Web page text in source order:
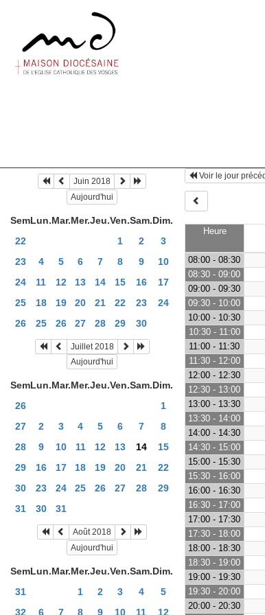
Juin 2018
Aujourd'hui
SemLun.Mar.Mer.Jeu.Ven.Sam.Dim.
22
1 2
3
23
4 5 6 7 8 9
10
24
11 12 13 14 15 16
17
25
18 19 20 21 22 23
24
26
25 26 27 28 29 30
Juillet 2018
Aujourd'hui
SemLun.Mar.Mer.Jeu.Ven.Sam.Dim.
26
1
27
2 3 4 5 6 7
8
28
9 10 11 12 13 14
15
29
16 17 18 19 20 21
22
30
23 24 25 26 27 28
29
31
30 31
Août 2018
Aujourd'hui
SemLun.Mar.Mer.Jeu.Ven.Sam.Dim.
31
1 2 3 4
5
32
6 7 8 9 10 11 12
Heure
Voir le jour
08:00 - 08:30
08:30 - 09:00
09:00 - 09:30
09:30 - 10:00
10:00 - 10:30
10:30 - 11:00
11:00 - 11:30
11:30 - 12:00
12:00 - 12:30
12:30 - 13:00
13:00 - 13:30
13:30 - 14:00
14:00 - 14:30
14:30 - 15:00
15:00 - 15:30
15:30 - 16:00
16:00 - 16:30
16:30 - 17:00
17:00 - 17:30
17:30 - 18:00
18:00 - 18:30
18:30 - 19:00
19:00 - 19:30
19:30 - 20:00
20:00 - 20:30